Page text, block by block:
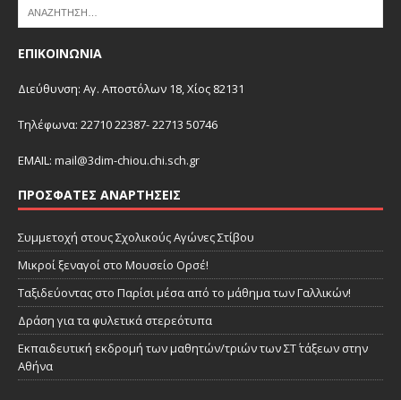
ΕΠΙΚΟΙΝΩΝΙΑ
Διεύθυνση: Αγ. Αποστόλων 18, Χίος 82131
Τηλέφωνα: 22710 22387- 22713 50746
EMAIL: mail@3dim-chiou.chi.sch.gr
ΠΡΌΣΦΑΤΕΣ ΑΝΑΡΤΉΣΕΙΣ
Συμμετοχή στους Σχολικούς Αγώνες Στίβου
Μικροί ξεναγοί στο Μουσείο Ορσέ!
Ταξιδεύοντας στο Παρίσι μέσα από το μάθημα των Γαλλικών!
Δράση για τα φυλετικά στερεότυπα
Εκπαιδευτική εκδρομή των μαθητών/τριών των ΣΤ΄ τάξεων στην
Αθήνα